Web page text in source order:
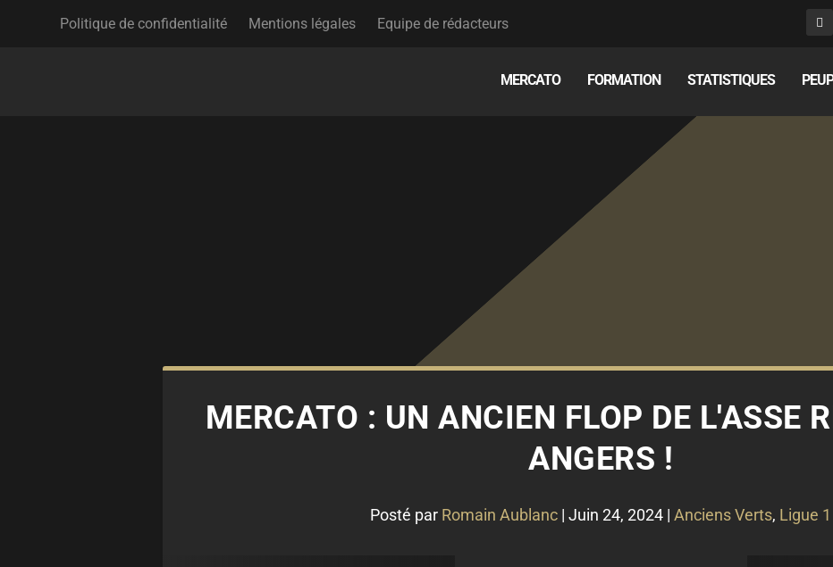
Politique de confidentialité Mentions légales Equipe de rédacteurs
MERCATO FORMATION STATISTIQUES
MERCATO : UN ANCIEN FLOP DE L'ASSE
ANGERS !
Posté par Romain Aublanc | Juin 24, 2024 | Anciens Verts, Ligue 1